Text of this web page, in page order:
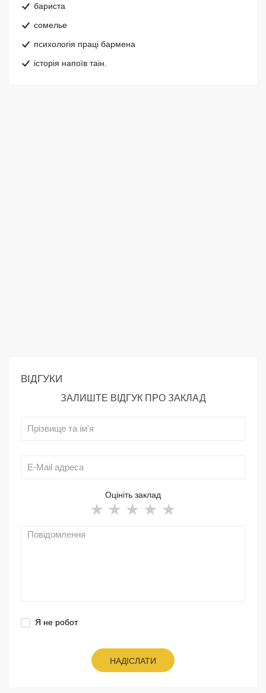
бариста
сомелье
психологія праці бармена
історія напоїв таін.
ВІДГУКИ
ЗАЛИШТЕ ВІДГУК ПРО ЗАКЛАД
Оцініть заклад
Я не робот
НАДІСЛАТИ